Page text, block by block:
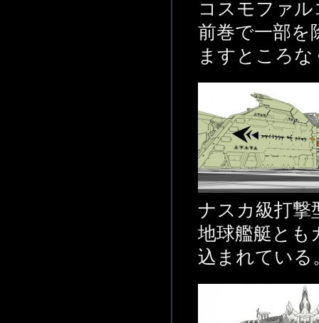
コスモファ
前巻で一部を
ますところな
ナスカ級打撃
地球艦艇とも
込まれている